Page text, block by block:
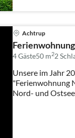
Achtrup
4 Gäste50 m22
Unsere im Jahr
"Ferienwohnung
Nord- und